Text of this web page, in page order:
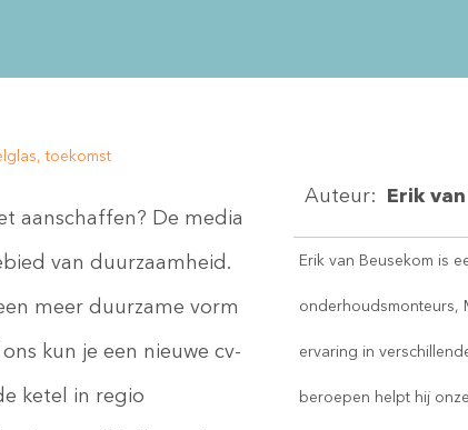
toekomst
aanschaffen? De media
van duurzaamheid.
meer duurzame vorm
kun je een nieuwe cv-
ketel in regio
Auteur: Erik
Erik van Beusekom is
onderhoudsmonteurs,
ervaring in
beroepen helpt hij